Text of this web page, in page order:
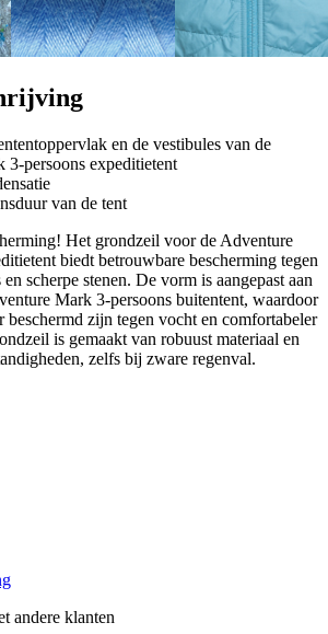
en de vestibules van de
3-persoons expeditietent
van de tent
Het grondzeil voor de Adventure
biedt betrouwbare bescherming tegen
scherpe stenen. De vorm is aangepast aan
Mark 3-persoons buitentent, waardoor
beschermd zijn tegen vocht en comfortabeler
is gemaakt van robuust materiaal en
zelfs bij zware regenval.
andere klanten